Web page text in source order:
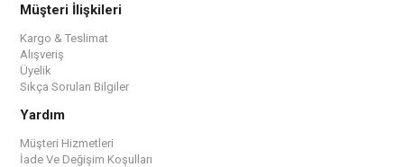
Müşteri İlişkileri
Kargo & Teslimat
Alışveriş
Üyelik
Sıkça Sorulan Bilgiler
Yardım
Müşteri Hizmetleri
İade Ve Değişim Koşulları